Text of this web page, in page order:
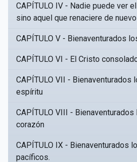
CAPÍTULO IV - Nadie puede ver
sino aquel que renaciere de nuevo
CAPÍTULO V - Bienaventurados
CAPÍTULO VI - El Cristo
CAPÍTULO VII - Bienaventurados
espíritu
CAPÍTULO VIII -
corazón
CAPÍTULO IX - Bienaventurados
pacíficos.